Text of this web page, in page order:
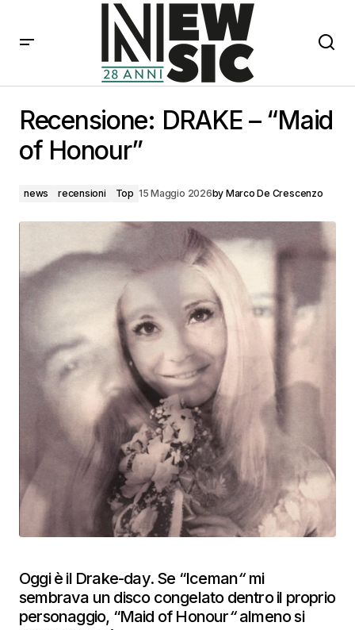
Recensione: DRAKE – “Maid
of Honour”
news recensioni Top 15 Maggio 2026by Marco De Crescenzo
Oggi è il Drake-day. Se “Iceman“mi
sembrava un disco congelato dentro il proprio
personaggio, “Maid of Honour“almeno si